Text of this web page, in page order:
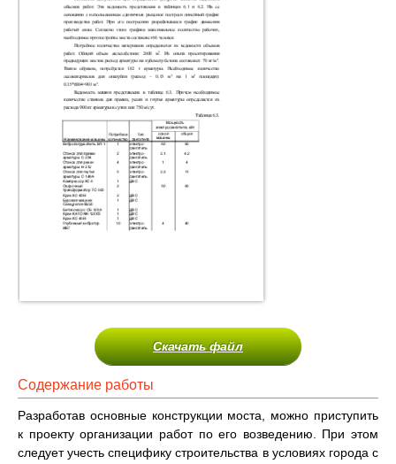
Скачать файл
Содержание работы
Разработав основные конструкции моста, можно приступить
к проекту организации работ по его возведению. При этом
следует учесть специфику строительства в условиях города с